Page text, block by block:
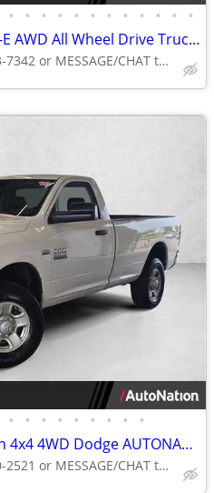
• • • • • • • • • • • •
2022 Honda Ridgeline RTL-E AWD All Wheel Drive Truck AUTONATION
Call (251) 243-7342 or MESSAGE/CHAT to confirm availability
• • • • • • • • •
2018 Ram 3500 Tradesman 4x4 4WD Dodge AUTONATION
Call (866) 360-2521 or MESSAGE/CHAT to confirm availability